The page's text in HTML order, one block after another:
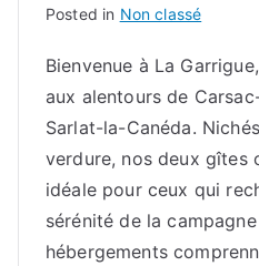
Posted in Non classé
Bienvenue à La
aux alentours de
Sarlat-la-Canéda.
verdure, nos deux gîtes
idéale pour ceux qui
sérénité de la
hébergements